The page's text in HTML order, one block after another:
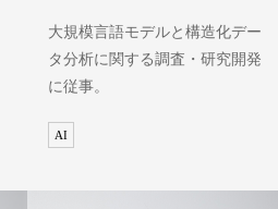
大規模言語モデルと構造化デー
タ分析に関する調査・研究開発
に従事。
AI